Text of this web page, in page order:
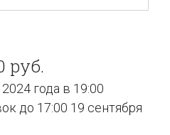
руб.
года в 19:00
до 17:00 19 сентября